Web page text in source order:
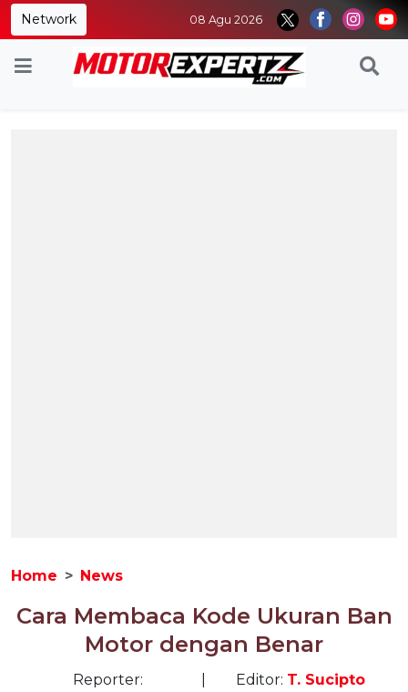
Network 08 Agu 2026
Home News
Cara Membaca Kode Ukuran Ban
Motor dengan Benar
Reporter:
Editor: T. Sucipto